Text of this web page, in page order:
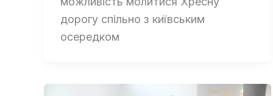
дорогу спільно з київським
осередком